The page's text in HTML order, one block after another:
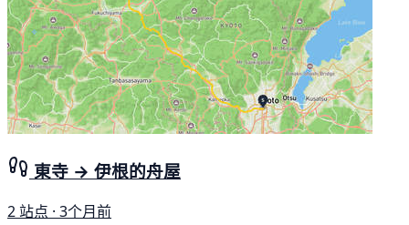
東寺 → 伊根的舟屋
2 站点 · 3个月前